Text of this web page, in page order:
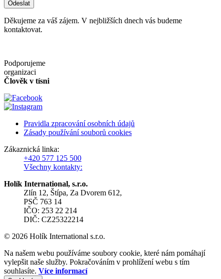
Odeslat
Děkujeme za váš zájem. V nejbližších dnech vás budeme
kontaktovat.
Podporujeme
organizaci
Člověk v tísni
Pravidla zpracování osobních údajů
Zásady používání souborů cookies
Zákaznická linka:
+420 577 125 500
Všechny kontakty:
Holík International, s.r.o.
Zlín 12, Štípa, Za Dvorem 612,
PSČ 763 14
IČO: 253 22 214
DIČ: CZ25322214
© 2026 Holík International s.r.o.
Na našem webu používáme soubory cookie, které nám pomáhají
vylepšit naše služby. Pokračováním v prohlížení webu s tím
souhlasíte. Více informací